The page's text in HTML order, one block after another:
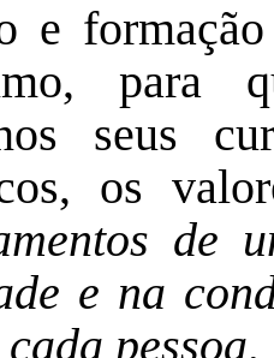
e
para
seus
os
de
e na